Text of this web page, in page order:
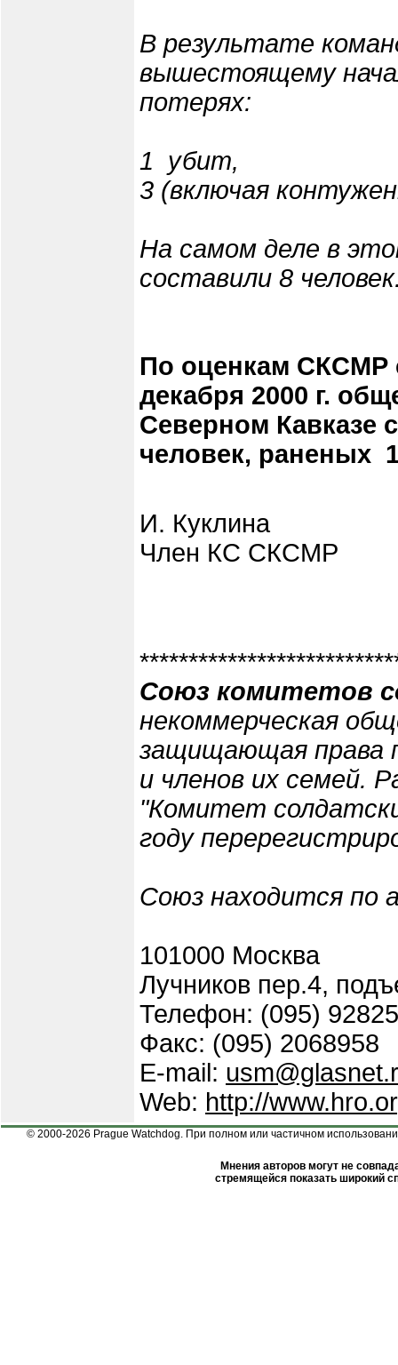
В результате
вышестоящему
потерях:
1 ­ убит,
3 (включая
На самом деле в
составили 8
По оценкам СКСМР
декабря 2000 г.
Северном Кавказе
человек, раненых
И. Куклина
Член КС СКСМР
Союз комитетов
некоммерческая
защищающая права
и членов их семей.
"Комитет
году
Союз находится по
101000 Москва
Лучников пер.4,
Телефон: (095)
Факс: (095) 2068958
E-mail:
Web: http://
© 2000-2026 Prague Watchdog. При полном или частичном
Мнения авторов могут не
стремящейся показать широкий